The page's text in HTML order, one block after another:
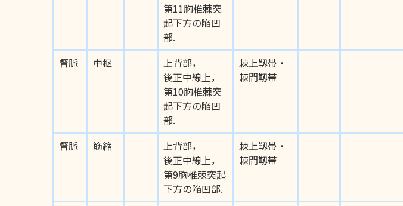
第11胸椎棘突
起下方の陥凹
部.
督脈 中枢
上背部，
後正中線上，
第10胸椎棘突
起下方の陥凹
部.
棘上靱帯・
棘間靱帯
督脈 筋縮
上背部，
後正中線上，
第9胸椎棘突起
下方の陥凹部.
棘上靱帯・
棘間靱帯